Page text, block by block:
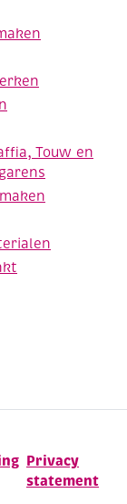
Touw en
Privacy
statement